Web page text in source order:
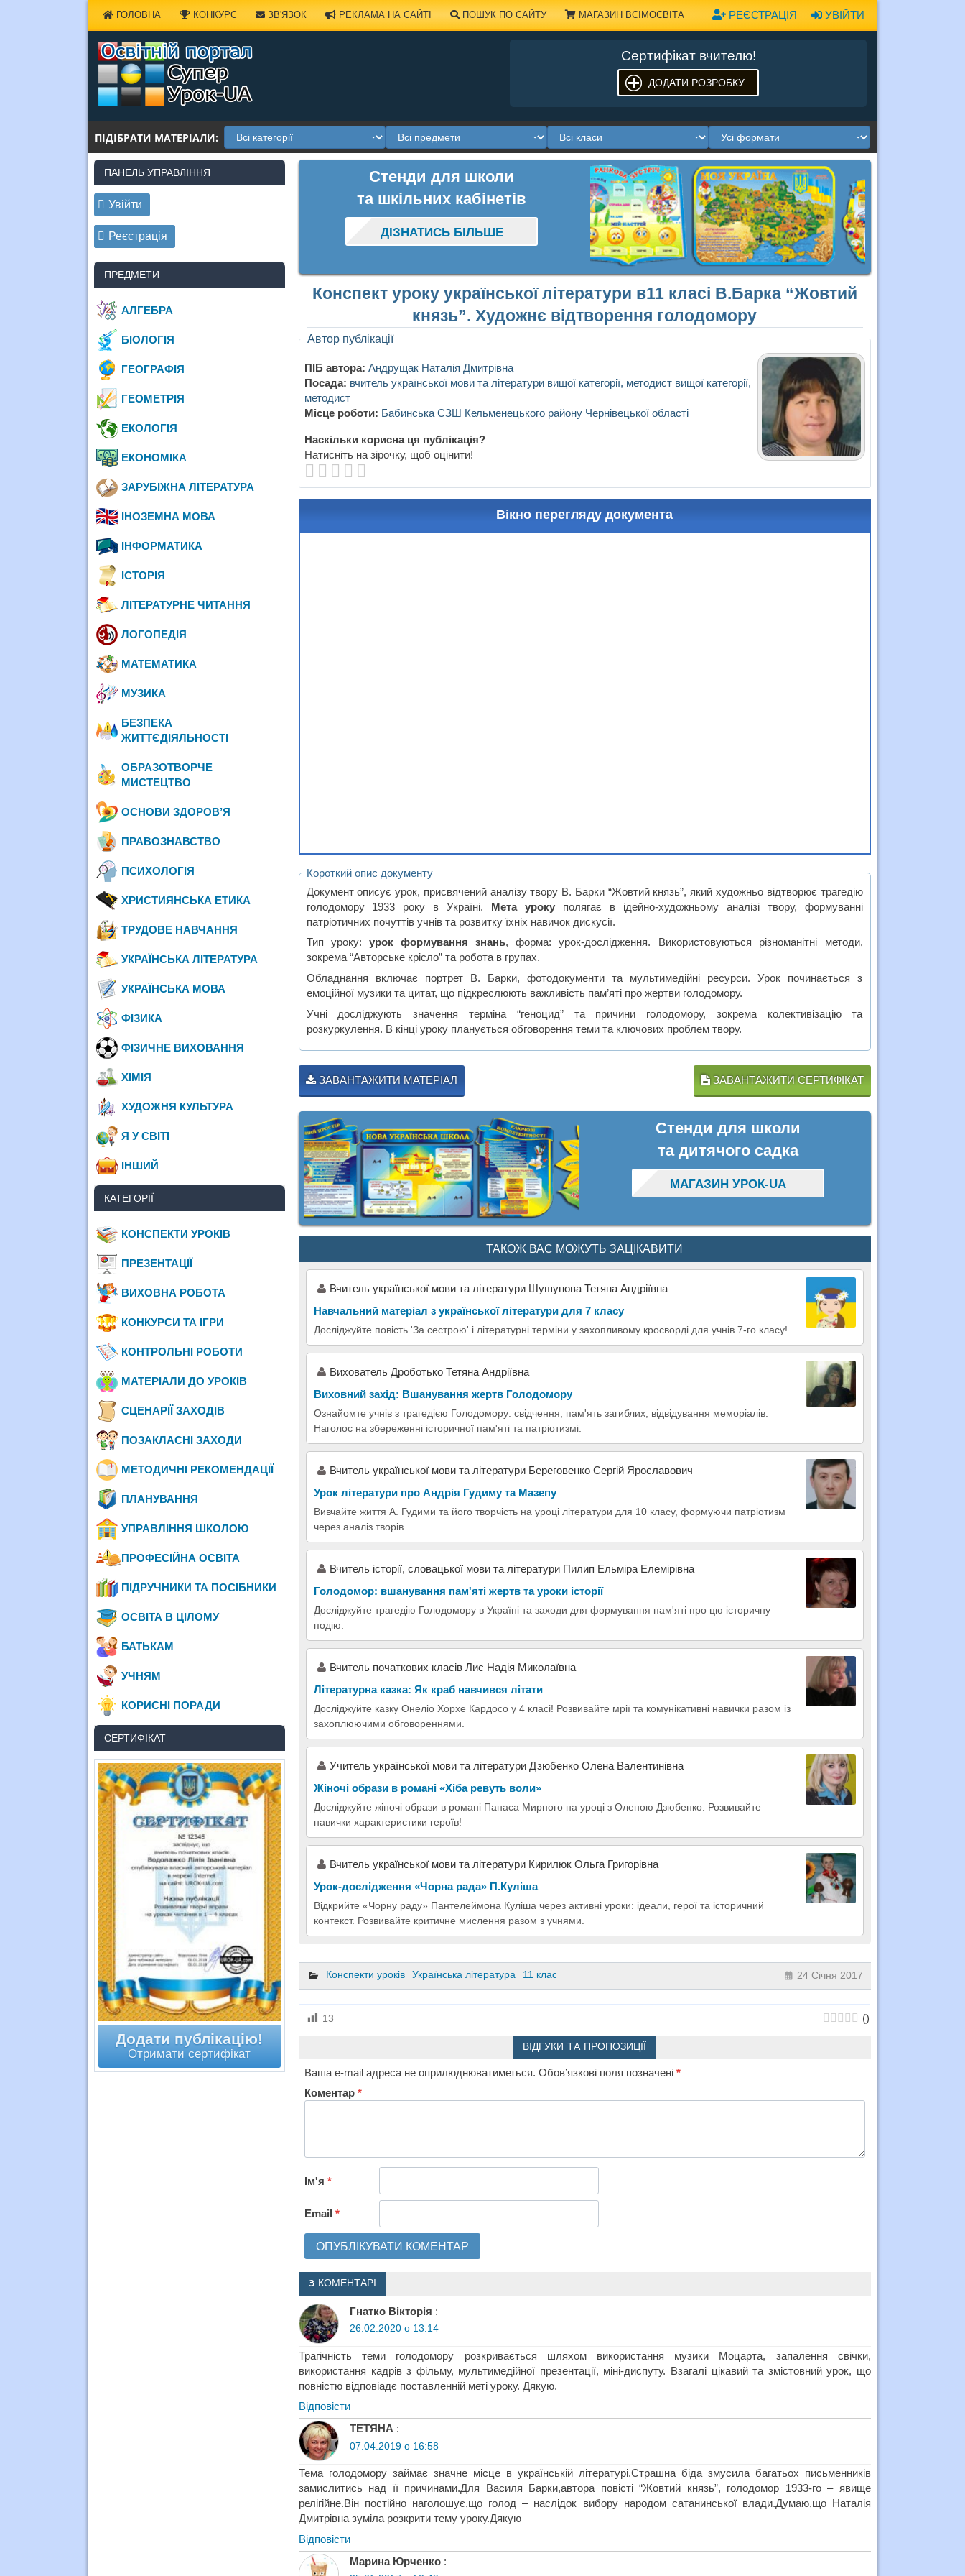
УВІЙТИ
РЕЄСТРАЦІЯ
ГОЛОВНА КОНКУРС ЗВ'ЯЗОК РЕКЛАМА НА САЙТІ ПОШУК ПО САЙТУ МАГАЗИН ВСІМОСВІТА
Сертифікат вчителю!
ДОДАТИ РОЗРОБКУ
ПІДІБРАТИ МАТЕРІАЛИ:
Стенди для школи
та шкільних кабінетів
ДІЗНАТИСЬ БІЛЬШЕ
Конспект уроку української літератури в11 класі В.Барка “Жовтий
князь”. Художнє відтворення голодомору
Автор публікації
ПІБ автора: Андрущак Наталія Дмитрівна
Посада: вчитель української мови та літератури вищої категорії, методист вищої категорії,
методист
Місце роботи: Бабинська СЗШ Кельменецького району Чернівецької області
Наскільки корисна ця публікація?
Натисніть на зірочку, щоб оцінити!
Вікно перегляду документа
Короткий опис документу
Документ описує урок, присвячений аналізу твору В. Барки “Жовтий князь”, який художньо відтворює трагедію
голодомору 1933 року в Україні. Мета урокуполягає в ідейно-художньому аналізі твору, формуванні
патріотичних почуттів учнів та розвитку їхніх навичок дискусії.
Тип уроку: урок формування знань, форма: урок-дослідження. Використовуються різноманітні методи,
зокрема “Авторське крісло” та робота в групах.
Обладнання включає портрет В. Барки, фотодокументи та мультимедійні ресурси. Урок починається з
емоційної музики та цитат, що підкреслюють важливість пам’яті про жертви голодомору.
Учні досліджують значення терміна “геноцид” та причини голодомору, зокрема колективізацію та
розкуркулення. В кінці уроку планується обговорення теми та ключових проблем твору.
ЗАВАНТАЖИТИ МАТЕРІАЛ ЗАВАНТАЖИТИ СЕРТИФІКАТ
Стенди для школи
та дитячого садка
МАГАЗИН УРОК-UA
ТАКОЖ ВАС МОЖУТЬ ЗАЦІКАВИТИ
Вчитель української мови та літератури Шушунова Тетяна Андріївна
Навчальний матеріал з української літератури для 7 класу
Досліджуйте повість 'За сестрою' і літературні терміни у захопливому кросворді для учнів 7-го класу!
Вихователь Дроботько Тетяна Андріївна
Виховний захід: Вшанування жертв Голодомору
Ознайомте учнів з трагедією Голодомору: свідчення, пам'ять загиблих, відвідування меморіалів.
Наголос на збереженні історичної пам'яті та патріотизмі.
Вчитель української мови та літератури Береговенко Сергій Ярославович
Урок літератури про Андрія Гудиму та Мазепу
Вивчайте життя А. Гудими та його творчість на уроці літератури для 10 класу, формуючи патріотизм
через аналіз творів.
Вчитель історії, словацької мови та літератури Пилип Ельміра Елемірівна
Голодомор: вшанування пам'яті жертв та уроки історії
Досліджуйте трагедію Голодомору в Україні та заходи для формування пам'яті про цю історичну
подію.
Вчитель початкових класів Лис Надія Миколаївна
Літературна казка: Як краб навчився літати
Досліджуйте казку Онеліо Хорхе Кардосо у 4 класі! Розвивайте мрії та комунікативні навички разом із
захоплюючими обговореннями.
Учитель української мови та літератури Дзюбенко Олена Валентинівна
Жіночі образи в романі «Хіба ревуть воли»
Досліджуйте жіночі образи в романі Панаса Мирного на уроці з Оленою Дзюбенко. Розвивайте
навички характеристики героїв!
Вчитель української мови та літератури Кирилюк Ольга Григорівна
Урок-дослідження «Чорна рада» П.Куліша
Відкрийте «Чорну раду» Пантелеймона Куліша через активні уроки: ідеали, герої та історичний
контекст. Розвивайте критичне мислення разом з учнями.
Конспекти уроків Українська література 11 клас 24 Січня 2017
13 ()
ВІДГУКИ ТА ПРОПОЗИЦІЇ
Ваша e-mail адреса не оприлюднюватиметься. Обов’язкові поля позначені *
Коментар *
Ім'я *
Email *
3 КОМЕНТАРІ
Гнатко Вікторія :
26.02.2020 о 13:14
Трагічність теми голодомору розкривається шляхом використання музики Моцарта, запалення свічки,
використання кадрів з фільму, мультимедійної презентації, міні-диспуту. Взагалі цікавий та змістовний урок, що
повністю відповіадє поставленній меті уроку. Дякую.
Відповіcти
ТЕТЯНА :
07.04.2019 о 16:58
Тема голодомору займає значне місце в українській літературі.Страшна біда змусила багатьох письменників
замислитись над її причинами.Для Василя Барки,автора повісті “Жовтий князь”, голодомор 1933-го – явище
релігійне.Він постійно наголошує,що голод – наслідок вибору народом сатанинської влади.Думаю,що Наталія
Дмитрівна зуміла розкрити тему уроку.Дякую
Відповіcти
Марина Юрченко :
ПАНЕЛЬ УПРАВЛІННЯ
Увійти
Реєстрація
ПРЕДМЕТИ
АЛГЕБРА
БІОЛОГІЯ
ГЕОГРАФІЯ
ГЕОМЕТРІЯ
ЕКОЛОГІЯ
ЕКОНОМІКА
ЗАРУБІЖНА ЛІТЕРАТУРА
ІНОЗЕМНА МОВА
ІНФОРМАТИКА
ІСТОРІЯ
ЛІТЕРАТУРНЕ ЧИТАННЯ
ЛОГОПЕДІЯ
МАТЕМАТИКА
МУЗИКА
БЕЗПЕКА
ЖИТТЄДІЯЛЬНОСТІ
ОБРАЗОТВОРЧЕ
МИСТЕЦТВО
ОСНОВИ ЗДОРОВ’Я
ПРАВОЗНАВСТВО
ПСИХОЛОГІЯ
ХРИСТИЯНСЬКА ЕТИКА
ТРУДОВЕ НАВЧАННЯ
УКРАЇНСЬКА ЛІТЕРАТУРА
УКРАЇНСЬКА МОВА
ФІЗИКА
ФІЗИЧНЕ ВИХОВАННЯ
ХІМІЯ
ХУДОЖНЯ КУЛЬТУРА
Я У СВІТІ
ІНШИЙ
КАТЕГОРІЇ
КОНСПЕКТИ УРОКІВ
ПРЕЗЕНТАЦІЇ
ВИХОВНА РОБОТА
КОНКУРСИ ТА ІГРИ
КОНТРОЛЬНІ РОБОТИ
МАТЕРІАЛИ ДО УРОКІВ
СЦЕНАРІЇ ЗАХОДІВ
ПОЗАКЛАСНІ ЗАХОДИ
МЕТОДИЧНІ РЕКОМЕНДАЦІЇ
ПЛАНУВАННЯ
УПРАВЛІННЯ ШКОЛОЮ
ПРОФЕСІЙНА ОСВІТА
ПІДРУЧНИКИ ТА ПОСІБНИКИ
ОСВІТА В ЦІЛОМУ
БАТЬКАМ
УЧНЯМ
КОРИСНІ ПОРАДИ
СЕРТИФІКАТ
Додати публікацію!
Отримати сертифікат